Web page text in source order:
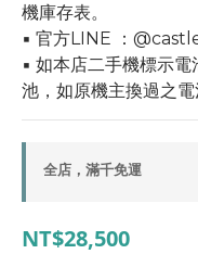
機庫存表。
▪ 官方LINE ：
▪ 如本店二手機標示
池，如原機主換過之
全店，滿千免運
NT$28,500